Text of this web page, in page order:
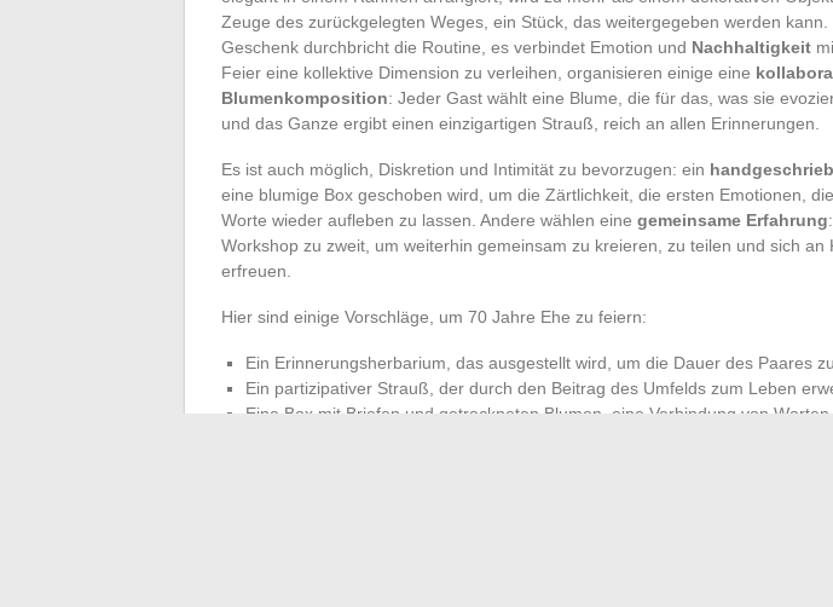
Zeuge des zurückgelegten Weges, ein Stück, das weitergegeben werden kann.
Geschenk durchbricht die Routine, es verbindet Emotion und Nachhaltigkeit
Feier eine kollektive Dimension zu verleihen, organisieren einige eine
Blumenkomposition: Jeder Gast wählt eine Blume, die für das, was sie
und das Ganze ergibt einen einzigartigen Strauß, reich an allen Erinnerungen.
Es ist auch möglich, Diskretion und Intimität zu bevorzugen: ein
eine blumige Box geschoben wird, um die Zärtlichkeit, die ersten Emotionen,
Worte wieder aufleben zu lassen. Andere wählen eine gemeinsame Erfahrung
Workshop zu zweit, um weiterhin gemeinsam zu kreieren, zu teilen und sich an
erfreuen.
Hier sind einige Vorschläge, um 70 Jahre Ehe zu feiern:
Ein Erinnerungsherbarium, das ausgestellt wird, um die Dauer des Paares
Ein partizipativer Strauß, der durch den Beitrag des Umfelds zum Leben
Eine Box mit Briefen und getrockneten Blumen, eine Verbindung von